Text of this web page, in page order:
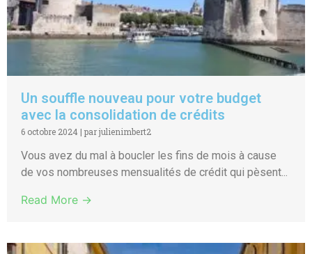
Un souffle nouveau pour votre budget
avec la consolidation de crédits
6 octobre 2024 | par julienimbert2
Vous avez du mal à boucler les fins de mois à cause
de vos nombreuses mensualités de crédit qui pèsent...
Read More →